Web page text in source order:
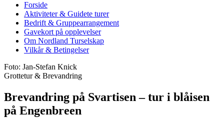
Forside
Aktiviteter & Guidete turer
Bedrift & Gruppearrangement
Gavekort på opplevelser
Om Nordland Turselskap
Vilkår & Betingelser
Foto: Jan-Stefan Knick
Grottetur & Brevandring
Brevandring på Svartisen – tur i blåisen
på Engenbreen